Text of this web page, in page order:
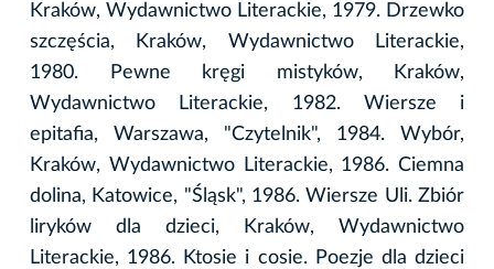
Kraków, Wydawnictwo Literackie, 1979. Drzewko
szczęścia, Kraków, Wydawnictwo Literackie,
1980. Pewne kręgi mistyków, Kraków,
Wydawnictwo Literackie, 1982. Wiersze i
epitafia, Warszawa, "Czytelnik", 1984. Wybór,
Kraków, Wydawnictwo Literackie, 1986. Ciemna
dolina, Katowice, "Śląsk", 1986. Wiersze Uli. Zbiór
liryków dla dzieci, Kraków, Wydawnictwo
Literackie, 1986. Ktosie i cosie. Poezje dla dzieci